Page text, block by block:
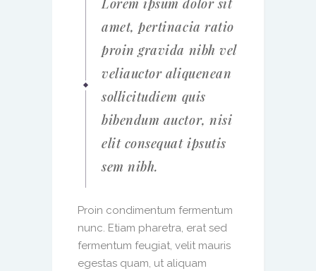
Lorem ipsum dolor sit
amet, pertinacia ratio
proin gravida nibh vel
veliauctor aliquenean
sollicitudiem quis
bibendum auctor, nisi
elit consequat ipsutis
sem nibh.
Proin condimentum fermentum
nunc. Etiam pharetra, erat sed
fermentum feugiat, velit mauris
egestas quam, ut aliquam